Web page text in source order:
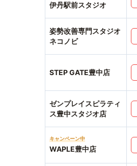
伊丹駅前スタジオ
姿勢改善専門スタジオ
ネコノビ
STEP GATE豊中店
ゼンプレイスピラティ
ス豊中スタジオ店
キャンペーン中
WAPLE豊中店